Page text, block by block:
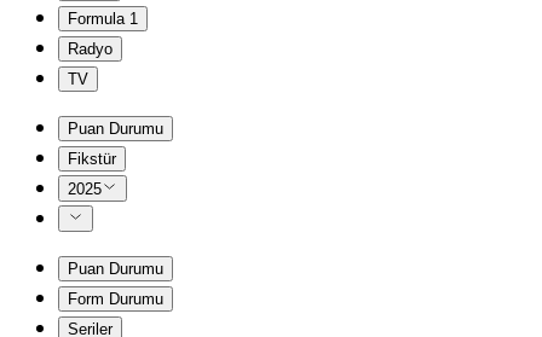
Formula 1
Radyo
TV
Puan Durumu
Fikstür
2025
Puan Durumu
Form Durumu
Seriler